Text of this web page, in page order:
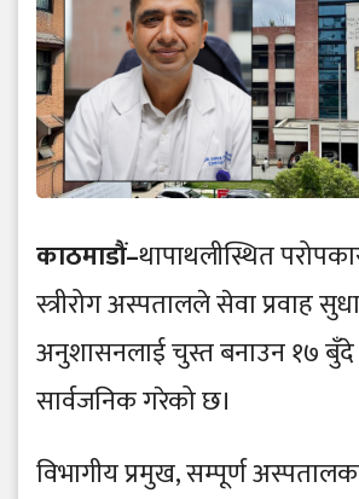
काठमाडौं–थापाथलीस्थित
स्त्रीरोग अस्पतालले सेवा प्रवाह
अनुशासनलाई चुस्त बनाउन १७ बुँदे
सार्वजनिक गरेको छ।
विभागीय प्रमुख, सम्पूर्ण